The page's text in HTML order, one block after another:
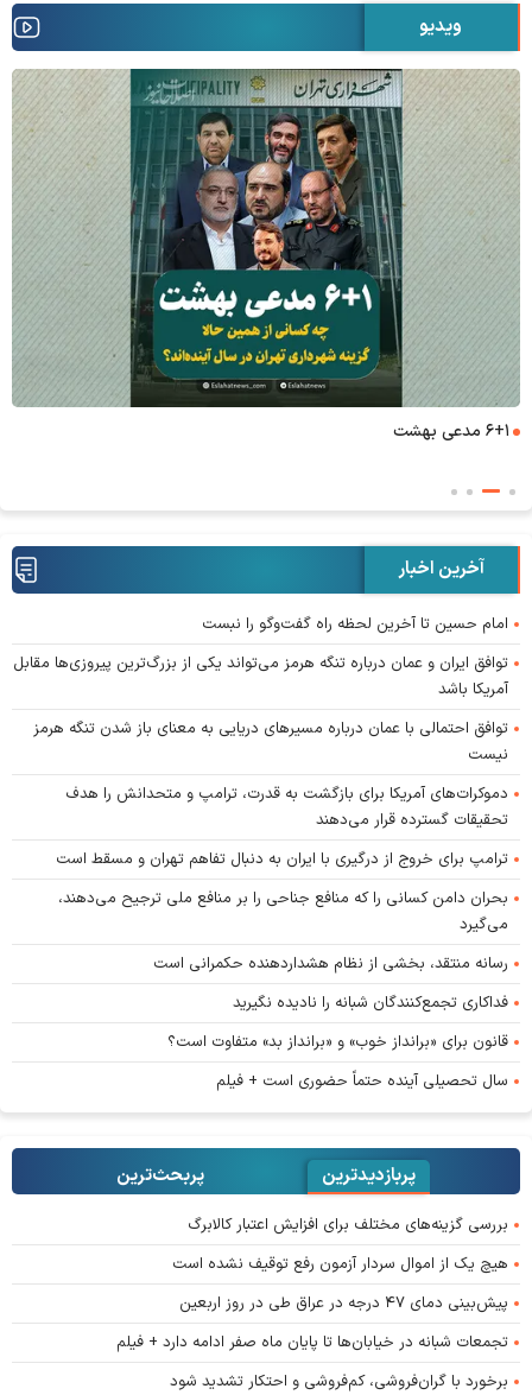
ویدیو
۶+۱ مدعی بهشت
آخرین اخبار
امام حسین تا آخرین لحظه راه گفت‌و‌گو را نبست
توافق ایران و عمان درباره تنگه هرمز می‌تواند یکی از بزرگ‌ترین پیروزی‌ها مقابل
آمریکا باشد
توافق احتمالی با عمان درباره مسیر‌های دریایی به معنای باز شدن تنگه هرمز
نیست
دموکرات‌های آمریکا برای بازگشت به قدرت، ترامپ و متحدانش را هدف
تحقیقات گسترده قرار می‌دهند
ترامپ برای خروج از درگیری با ایران به دنبال تفاهم تهران و مسقط است
بحران دامن کسانی را که منافع جناحی را بر منافع ملی ترجیح می‌دهند،
می‌گیرد
رسانه منتقد، بخشی از نظام هشداردهنده حکمرانی است
فداکاری تجمع‌کنندگان شبانه را نادیده نگیرید
قانون برای «برانداز خوب» و «برانداز بد» متفاوت است؟
سال تحصیلی آینده حتماً حضوری است + فیلم
پربازدیدترین پربحث‌ترین‌
بررسی گزینه‌های مختلف برای افزایش اعتبار کالابرگ
هیچ یک از اموال سردار آزمون رفع توقیف نشده است
پیش‌بینی دمای ۴۷ درجه در عراق طی در روز اربعین
تجمعات شبانه در خیابان‌ها تا پایان ماه صفر ادامه دارد + فیلم
برخورد با گران‌فروشی، کم‌فروشی و احتکار تشدید شود